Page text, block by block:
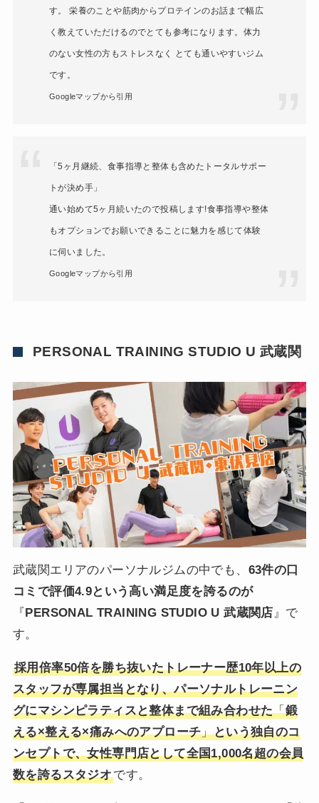
す。 栄養のことや筋肉からプロテインのお話まで幅広
く教えていただけるのでとても参考になります。体力
のない女性の方もストレスなく とても通いやすいジム
です。
Googleマップから引用
「5ヶ月継続、食事指導と整体も含めたトータルサポー
トが決め手」
通い始めて5ヶ月続いたので投稿します!食事指導や整体
もオプションでお願いできることに魅力を感じて体験
に伺いました。
Googleマップから引用
PERSONAL TRAINING STUDIO U 武蔵関
武蔵関エリアのパーソナルジムの中でも、 63件の口
コミで評価4.9という高い満足度を誇るのが
『PERSONAL TRAINING STUDIO U 武蔵関店 』で
す。
採用倍率50倍を勝ち抜いたトレーナー歴10年以上の
スタッフが専属担当となり、パーソナルトレーニン
グにマシンピラティスと整体まで組み合わせた「鍛
える×整える×痛みへのアプローチ」という独自のコ
ンセプトで、女性専門店として全国1,000名超の会員
数を誇るスタジオです。